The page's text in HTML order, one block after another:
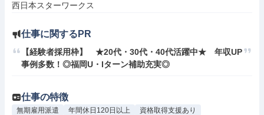
西日本スターワークス
仕事に関するPR
【経験者採用枠】　★20代・30代・40代活躍中★　年収UP
事例多数！◎福岡U・Iターン補助充実◎
仕事の特徴
無期雇用派遣 年間休日120日以上
資格取得支援あり